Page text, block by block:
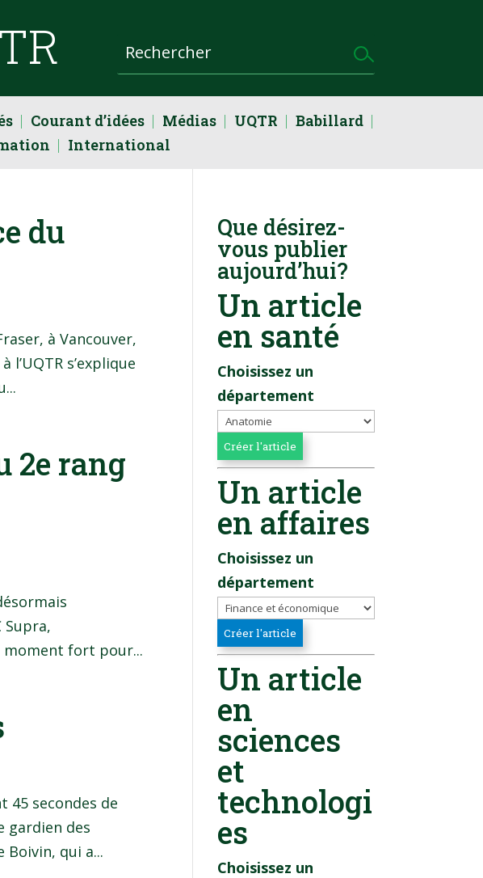
Courant d’idées Médias UQTR
Babillard
International
du
à Vancouver,
s’explique
2e rang
Supra,
moment fort pour...
45 secondes de
gardien des
Boivin, qui a...
Que désirez-
vous publier
aujourd’hui?
Un article
en santé
Choisissez un
département
Un article
en affaires
Choisissez un
département
Un article
en
sciences
et
technologi
es
Choisissez un